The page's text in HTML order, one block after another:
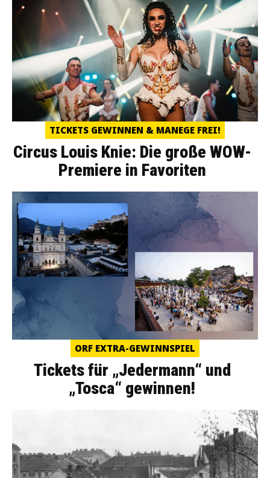
TICKETS GEWINNEN & MANEGE FREI!
Circus Louis Knie: Die große WOW-
Premiere in Favoriten
ORF EXTRA-GEWINNSPIEL
Tickets für „Jedermann“ und
„Tosca“ gewinnen!